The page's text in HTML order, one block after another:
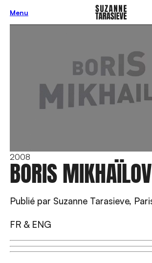
Menu
2008
BORIS MIKHAÏLOV
Publié par Suzanne Tarasieve,
FR & ENG